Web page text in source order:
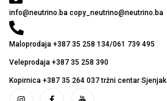
info@neutrino.ba copy_neutrino@neutrino.ba
Maloprodaja +387 35 258 134/061 739 495
Veleprodaja +387 35 258 390
Kopirnica +387 35 264 037 tržni centar Sjenjak